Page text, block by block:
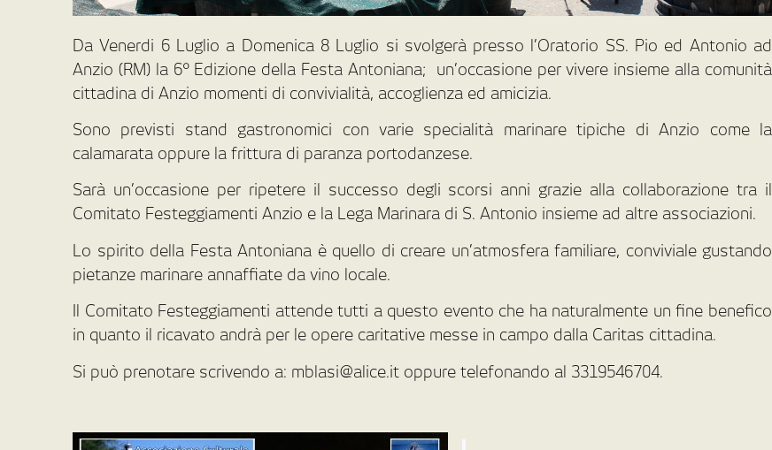
Da Venerdi 6 Luglio a Domenica 8 Luglio si svolgerà presso l’Oratorio SS. Pio ed Antonio ad
Anzio (RM) la 6° Edizione della Festa Antoniana; un’occasione per vivere insieme alla comunità
cittadina di Anzio momenti di convivialità, accoglienza ed amicizia.
Sono previsti stand gastronomici con varie specialità marinare tipiche di Anzio come la
calamarata oppure la frittura di paranza portodanzese.
Sarà un’occasione per ripetere il successo degli scorsi anni grazie alla collaborazione tra il
Comitato Festeggiamenti Anzio e la Lega Marinara di S. Antonio insieme ad altre associazioni.
Lo spirito della Festa Antoniana è quello di creare un’atmosfera familiare, conviviale gustando
pietanze marinare annaffiate da vino locale.
Il Comitato Festeggiamenti attende tutti a questo evento che ha naturalmente un fine benefico
in quanto il ricavato andrà per le opere caritative messe in campo dalla Caritas cittadina.
Si può prenotare scrivendo a: mblasi@alice.it oppure telefonando al 3319546704.